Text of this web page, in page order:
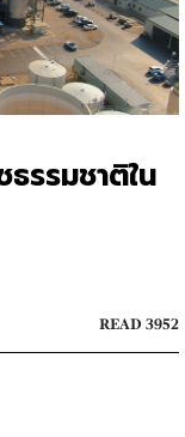
รรมชาติใน
READ 3952